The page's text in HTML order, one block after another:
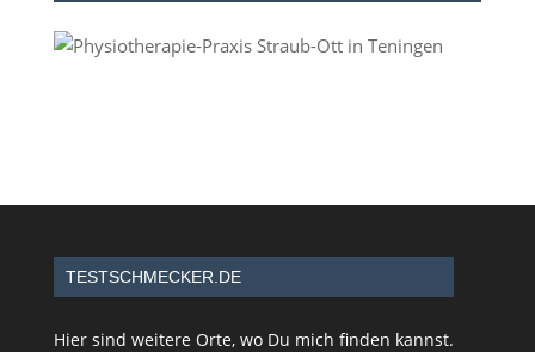
TESTSCHMECKER.DE
Hier sind weitere Orte, wo Du mich finden kannst.